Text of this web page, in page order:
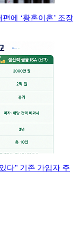
편에 ‘황혼이혼’ 조장
다” 기존 가입자 주